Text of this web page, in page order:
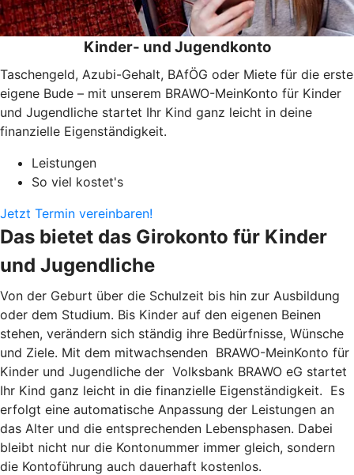
Kinder- und Jugendkonto
Taschengeld, Azubi-Gehalt, BAfÖG oder Miete für die erste
eigene Bude – mit unserem BRAWO-MeinKonto für Kinder
und Jugendliche startet Ihr Kind ganz leicht in deine
finanzielle Eigenständigkeit.
Leistungen
So viel kostet's
Jetzt Termin vereinbaren!
Das bietet das Girokonto für Kinder
und Jugendliche
Von der Geburt über die Schulzeit bis hin zur Ausbildung
oder dem Studium. Bis Kinder auf den eigenen Beinen
stehen, verändern sich ständig ihre Bedürfnisse, Wünsche
und Ziele. Mit dem mitwachsenden BRAWO-MeinKonto für
Kinder und Jugendliche der Volksbank BRAWO eG startet
Ihr Kind ganz leicht in die finanzielle Eigenständigkeit. Es
erfolgt eine automatische Anpassung der Leistungen an
das Alter und die entsprechenden Lebensphasen. Dabei
bleibt nicht nur die Kontonummer immer gleich, sondern
die Kontoführung auch dauerhaft kostenlos.